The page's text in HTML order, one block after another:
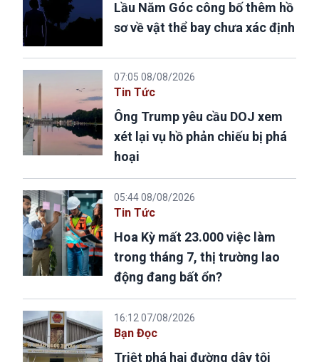
Lầu Năm Góc công bố thêm hồ
sơ về vật thể bay chưa xác định
07:05 08/08/2026
Tin Tức
Ông Trump yêu cầu DOJ xem
xét lại vụ hồ phản chiếu bị phá
hoại
05:44 08/08/2026
Tin Tức
Hoa Kỳ mất 23.000 việc làm
trong tháng 7, thị trường lao
động đang bất ổn?
16:12 07/08/2026
Bạn Đọc
Triệt phá hai đường dây tội